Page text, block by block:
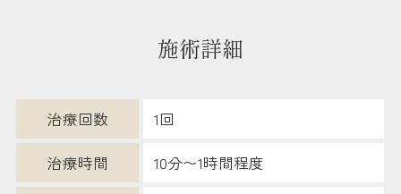
施術詳細
治療回数 1回
治療時間 10分〜1時間程度